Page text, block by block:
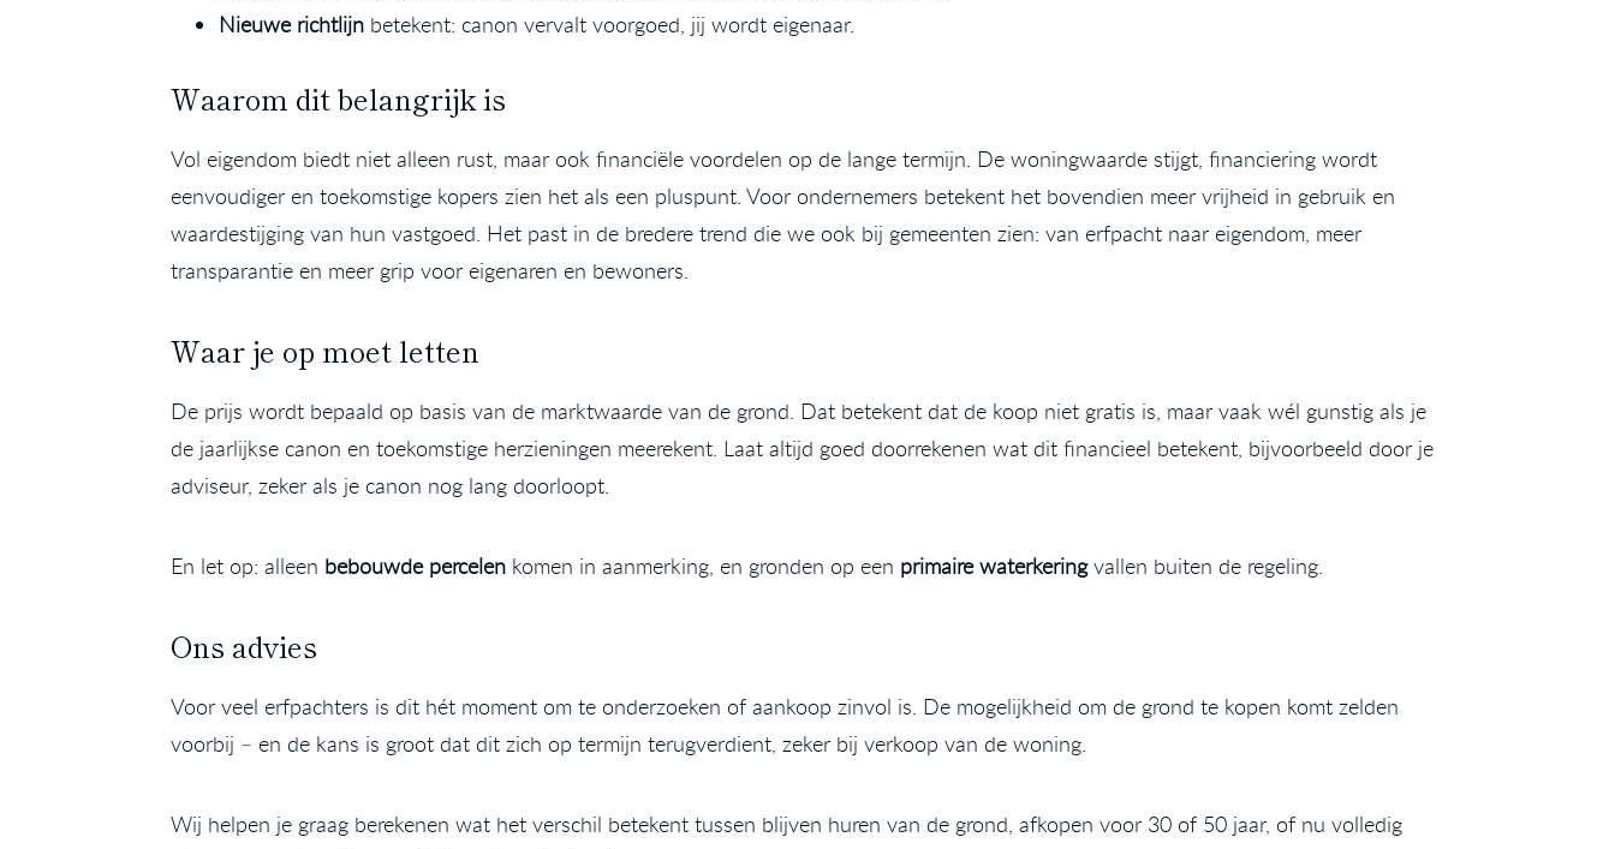
Nieuwe richtlijn betekent: canon vervalt voorgoed, jij wordt eigenaar.
Waarom dit belangrijk is
Vol eigendom biedt niet alleen rust, maar ook financiële voordelen op de lange termijn. De woningwaarde stijgt, financiering wordt
eenvoudiger en toekomstige kopers zien het als een pluspunt. Voor ondernemers betekent het bovendien meer vrijheid in gebruik en
waardestijging van hun vastgoed. Het past in de bredere trend die we ook bij gemeenten zien: van erfpacht naar eigendom, meer
transparantie en meer grip voor eigenaren en bewoners.
Waar je op moet letten
De prijs wordt bepaald op basis van de marktwaarde van de grond. Dat betekent dat de koop niet gratis is, maar vaak wél gunstig als je
de jaarlijkse canon en toekomstige herzieningen meerekent. Laat altijd goed doorrekenen wat dit financieel betekent, bijvoorbeeld door je
adviseur, zeker als je canon nog lang doorloopt.
En let op: alleen bebouwde percelen komen in aanmerking, en gronden op een primaire waterkeringvallen buiten de regeling.
Ons advies
Voor veel erfpachters is dit hét moment om te onderzoeken of aankoop zinvol is. De mogelijkheid om de grond te kopen komt zelden
voorbij – en de kans is groot dat dit zich op termijn terugverdient, zeker bij verkoop van de woning.
Wij helpen je graag berekenen wat het verschil betekent tussen blijven huren van de grond, afkopen voor 30 of 50 jaar, of nu volledig